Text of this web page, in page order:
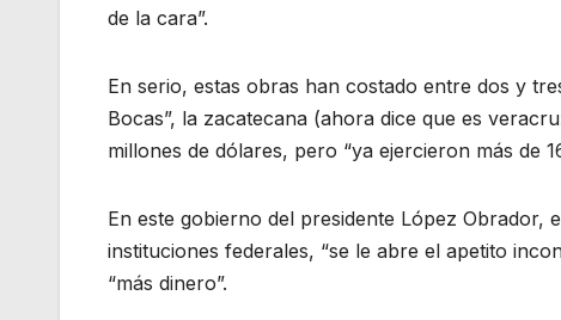
de la cara”.
En serio, estas obras han costado entre dos y
Bocas”, la zacatecana (ahora dice que es
millones de dólares, pero “ya ejercieron más de
En este gobierno del presidente López Obrador,
instituciones federales, “se le abre el apetito
“más dinero”.